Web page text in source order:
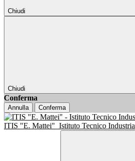
Chiudi
Chiudi
Conferma
Annulla Conferma
ITIS "E. Mattei" Istituto Tecnico